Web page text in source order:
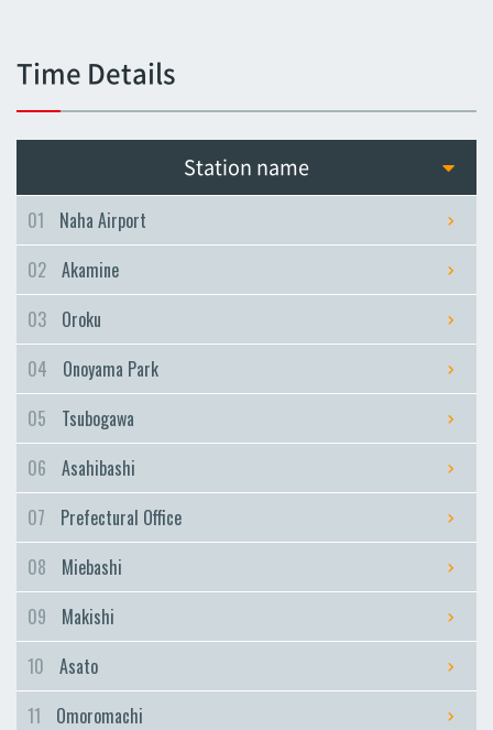
Asato
Naha City Hospital
Asahibashi
Prefectural Office
Miebashi
Omoromachi
Gibo
Time Details
Station name
01
Naha Airport
02 Akamine
03
Oroku
04
Onoyama Park
05
Tsubogawa
06
Asahibashi
07
Prefectural Office
08
Miebashi
09
Makishi
10
Asato
11
Omoromachi